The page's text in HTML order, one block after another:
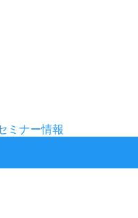
ミナー情報